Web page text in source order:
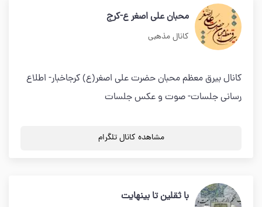
محبان علی اصغر ع-کرج
کانال مذهبی
کانال بیرق معظم محبان حضرت علی اصغر(ع) کرجاخبار- اطلاع
رسانی جلسات- صوت و عکس جلسات
مشاهده کانال تلگرام
با ثقلین تا بینهایت